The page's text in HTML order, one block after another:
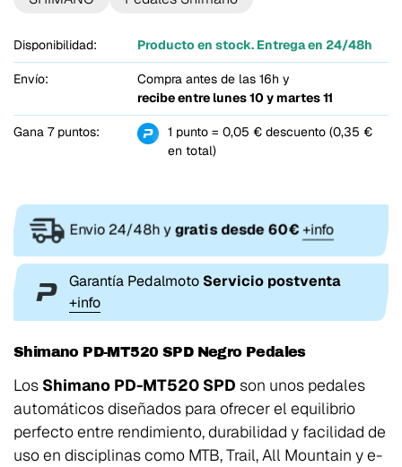
Disponibilidad: Producto en stock. Entrega en 24/48h
Envío:
Compra antes de las 16h y
recibe entre lunes 10 y martes 11
Gana 7 puntos:
1 punto = 0,05 € descuento (0,35 €
en total)
Envio 24/48h ygratis desde 60€+info
Garantía Pedalmoto Servicio postventa
+info
Shimano PD-MT520 SPD Negro Pedales
Los Shimano PD-MT520 SPD son unos pedales
automáticos diseñados para ofrecer el equilibrio
perfecto entre rendimiento, durabilidad y facilidad de
uso en disciplinas como MTB, Trail, All Mountain y e-